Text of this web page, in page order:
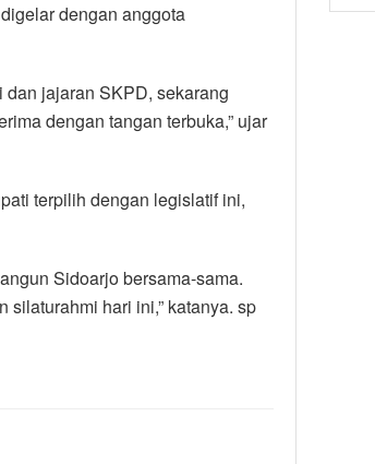
dengan anggota
jajaran SKPD, sekarang
dengan tangan terbuka,” ujar
terpilih dengan legislatif ini,
Sidoarjo bersama-sama.
hari ini,” katanya. sp